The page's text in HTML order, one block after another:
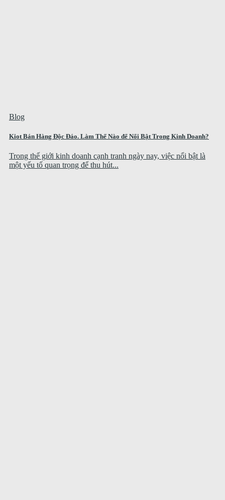
Blog
Kiot Bán Hàng Độc Đáo. Làm Thế Nào để Nổi Bật Trong Kinh Doanh?
Trong thế giới kinh doanh cạnh tranh ngày nay, việc nổi bật là
một yếu tố quan trọng để thu hút...